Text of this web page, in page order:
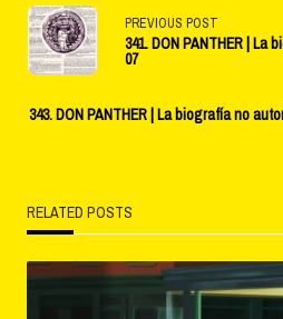
<span
class="nav-
subtitle
reader-
text">Page</span>
PREVIOUS POST
341. DON PANTHER |
07
343. DON PANTHER | La biografía no
RELATED POSTS